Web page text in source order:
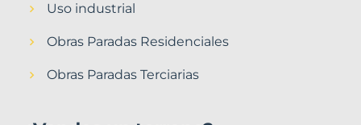
Uso industrial
Obras Paradas Residenciales
Obras Paradas Terciarias